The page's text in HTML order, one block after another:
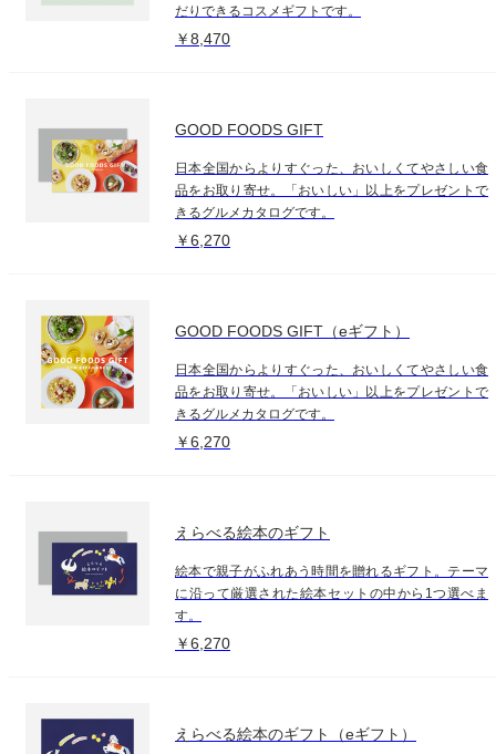
だりできるコスメギフトです。
￥8,470
GOOD FOODS GIFT
日本全国からよりすぐった、おいしくてやさしい食
品をお取り寄せ。「おいしい」以上をプレゼントで
きるグルメカタログです。
￥6,270
GOOD FOODS GIFT（eギフト）
日本全国からよりすぐった、おいしくてやさしい食
品をお取り寄せ。「おいしい」以上をプレゼントで
きるグルメカタログです。
￥6,270
えらべる絵本のギフト
絵本で親子がふれあう時間を贈れるギフト。テーマ
に沿って厳選された絵本セットの中から1つ選べま
す。
￥6,270
えらべる絵本のギフト（eギフト）